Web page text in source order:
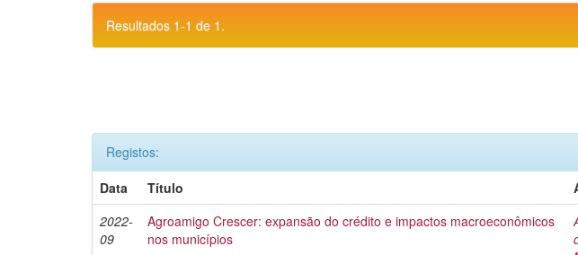
Resultados 1-1 de 1.
Registos:
Data
Título
2022-
09
Agroamigo Crescer: expansão do crédito e impactos macroeconômicos
nos municípios